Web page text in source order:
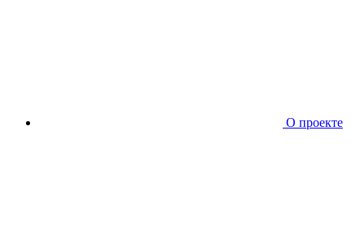
О проекте